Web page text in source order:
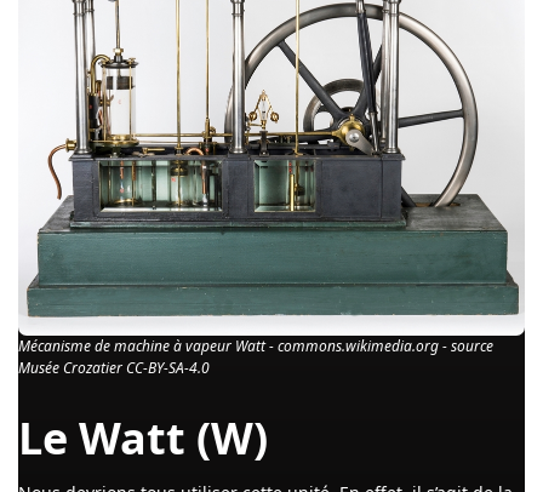
Mécanisme de machine à vapeur Watt - commons.wikimedia.org - source
Musée Crozatier CC-BY-SA-4.0
Le Watt (W)